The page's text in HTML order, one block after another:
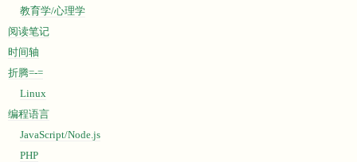
教育学/心理学
阅读笔记
时间轴
折腾=-=
Linux
编程语言
JavaScript/Node.js
PHP